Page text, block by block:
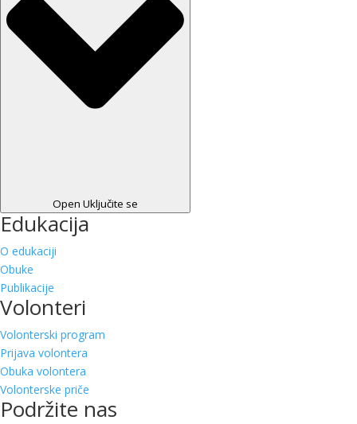
Open Uključite se
Edukacija
O edukaciji
Obuke
Publikacije
Volonteri
Volonterski program
Prijava volontera
Obuka volontera
Volonterske priče
Podržite nas